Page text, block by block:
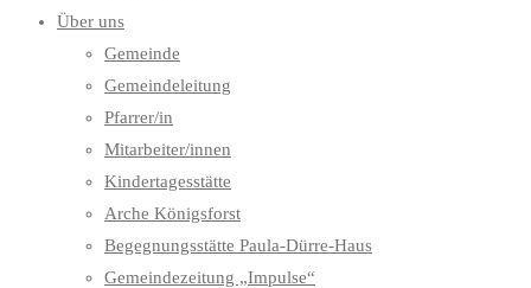
Über uns
Gemeinde
Gemeindeleitung
Pfarrer/in
Mitarbeiter/innen
Kindertagesstätte
Arche Königsforst
Begegnungsstätte Paula-Dürre-Haus
Gemeindezeitung „Impulse“